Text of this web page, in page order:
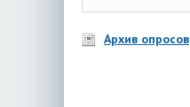
Архив опросов